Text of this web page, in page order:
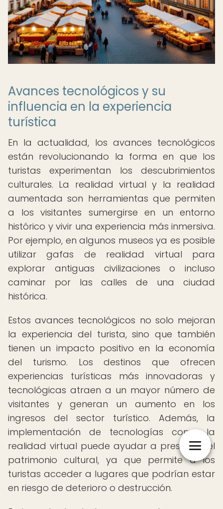
Avances tecnológicos y su
influencia en la experiencia
turística
En la actualidad, los avances tecnológicos
están revolucionando la forma en que los
turistas experimentan los descubrimientos
culturales. La realidad virtual y la realidad
aumentada son herramientas que permiten
a los visitantes sumergirse en un entorno
histórico y vivir una experiencia más inmersiva.
Por ejemplo, en algunos museos ya es posible
utilizar gafas de realidad virtual para
explorar antiguas civilizaciones o incluso
caminar por las calles de una ciudad
histórica.
Estos avances tecnológicos no solo mejoran
la experiencia del turista, sino que también
tienen un impacto positivo en la economía
del turismo. Los destinos que ofrecen
experiencias turísticas más innovadoras y
tecnológicas atraen a un mayor número de
visitantes y generan un aumento en los
ingresos del sector turístico. Además, la
implementación de tecnologías como la
realidad virtual puede ayudar a preservar el
patrimonio cultural, ya que permite a los
turistas acceder a lugares que podrían estar
en riesgo de deterioro o destrucción.